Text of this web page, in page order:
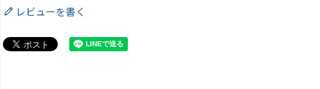
レビューを書く